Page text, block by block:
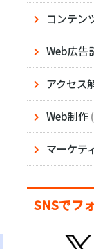
コンテン
Web広告
アクセス
Web制作
マーケテ
SNSでフ